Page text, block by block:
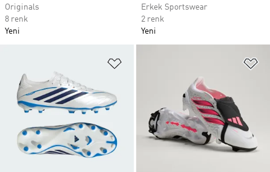
Originals
8 renk
Yeni
Erkek Sportswear
2 renk
Yeni